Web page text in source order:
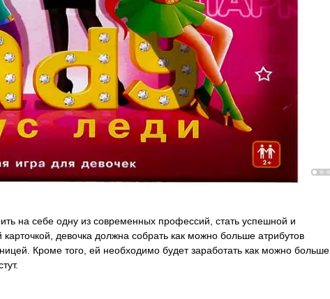
на себе одну из современных профессий, стать успешной и
девочка должна собрать как можно больше атрибутов
Кроме того, ей необходимо будет заработать как можно больше